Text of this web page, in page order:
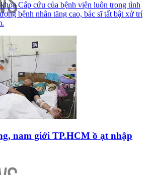
Cấp cứu của bệnh viện luôn trong tình
bệnh nhân tăng cao, bác sĩ tất bật xử trí
nam giới TP.HCM ồ ạt nhập